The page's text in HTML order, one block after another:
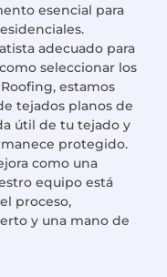
esencial para
adecuado para
seleccionar los
estamos
tejados planos de
útil de tu tejado y
protegido.
como una
equipo está
proceso,
y una mano de